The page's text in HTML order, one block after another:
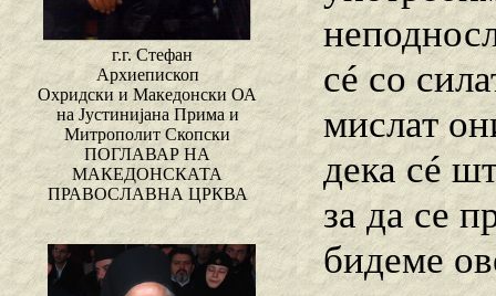
г.г. Стефан
Архиепископ
Охридски и Македонски ОА
на Јустинијана Прима и
Митрополит Скопски
ПОГЛАВАР НА
МАКЕДОНСКАТА
ПРАВОСЛАВНА ЦРКВА
сé со
мислат
дека сé
за да се
бидеме